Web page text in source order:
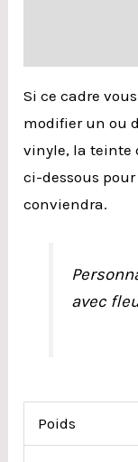
Si ce cadre
modifier un ou
vinyle, la teinte
ci-dessous
conviendra.
avec
Poids